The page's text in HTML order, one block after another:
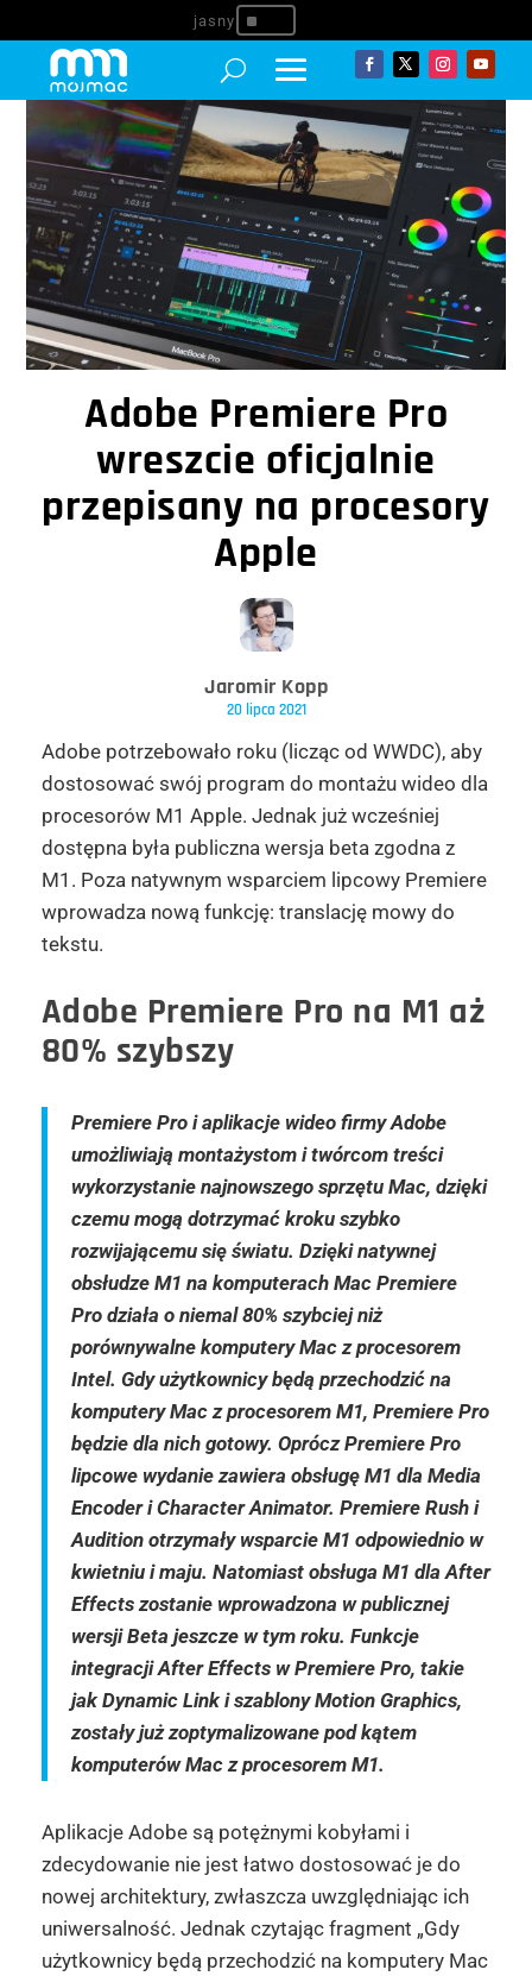
^
Adobe Premiere Pro
wreszcie oficjalnie
przepisany na procesory
Apple
Jaromir Kopp
20 lipca 2021
Adobe potrzebowało roku (licząc od WWDC), aby
dostosować swój program do montażu wideo dla
procesorów M1 Apple. Jednak już wcześniej
dostępna była publiczna wersja beta zgodna z
M1. Poza natywnym wsparciem lipcowy Premiere
wprowadza nową funkcję: translację mowy do
tekstu.
Adobe Premiere Pro na M1 aż
80% szybszy
Premiere Pro i aplikacje wideo firmy Adobe
umożliwiają montażystom i twórcom treści
wykorzystanie najnowszego sprzętu Mac, dzięki
czemu mogą dotrzymać kroku szybko
rozwijającemu się światu. Dzięki natywnej
obsłudze M1 na komputerach Mac Premiere
Pro działa o niemal 80% szybciej niż
porównywalne komputery Mac z procesorem
Intel. Gdy użytkownicy będą przechodzić na
komputery Mac z procesorem M1, Premiere Pro
będzie dla nich gotowy. Oprócz Premiere Pro
lipcowe wydanie zawiera obsługę M1 dla Media
Encoder i Character Animator. Premiere Rush i
Audition otrzymały wsparcie M1 odpowiednio w
kwietniu i maju. Natomiast obsługa M1 dla After
Effects zostanie wprowadzona w publicznej
wersji Beta jeszcze w tym roku. Funkcje
integracji After Effects w Premiere Pro, takie
jak Dynamic Link i szablony Motion Graphics,
zostały już zoptymalizowane pod kątem
komputerów Mac z procesorem M1.
Aplikacje Adobe są potężnymi kobyłami i
zdecydowanie nie jest łatwo dostosować je do
nowej architektury, zwłaszcza uwzględniając ich
uniwersalność. Jednak czytając fragment „Gdy
użytkownicy będą przechodzić na komputery Mac